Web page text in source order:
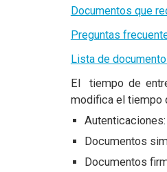
Documentos que
Preguntas
Lista de
El tiempo de
modifica el tiempo
Documentos
Documentos